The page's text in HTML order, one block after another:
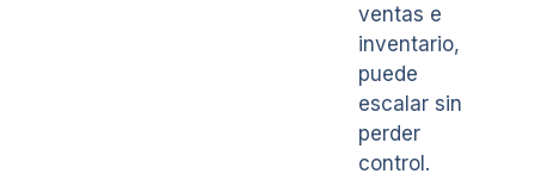
ventas e
inventario,
puede
escalar sin
perder
control.